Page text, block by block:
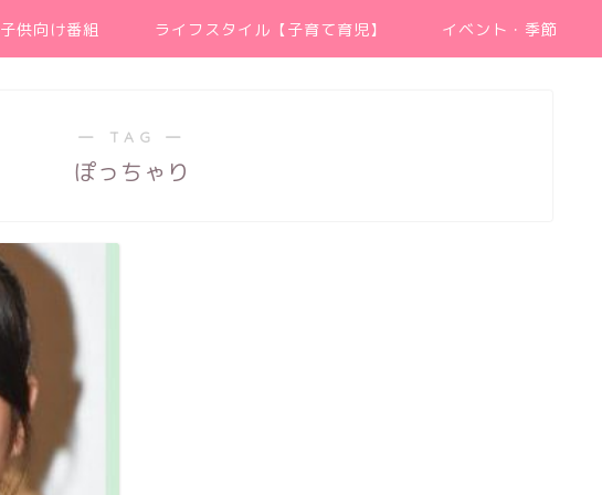
子供向け番組 ライフスタイル【子育て育児】 イベント・季節
― TAG ―
ぽっちゃり